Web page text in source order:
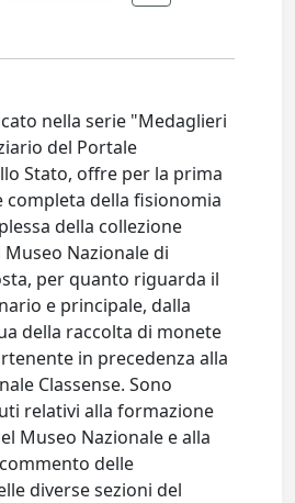
nella serie "Medaglieri
del Portale
Stato, offre per la prima
completa della fisionomia
della collezione
Nazionale di
per quanto riguarda il
e principale, dalla
della raccolta di monete
in precedenza alla
Classense. Sono
relativi alla formazione
Museo Nazionale e alla
delle
diverse sezioni del